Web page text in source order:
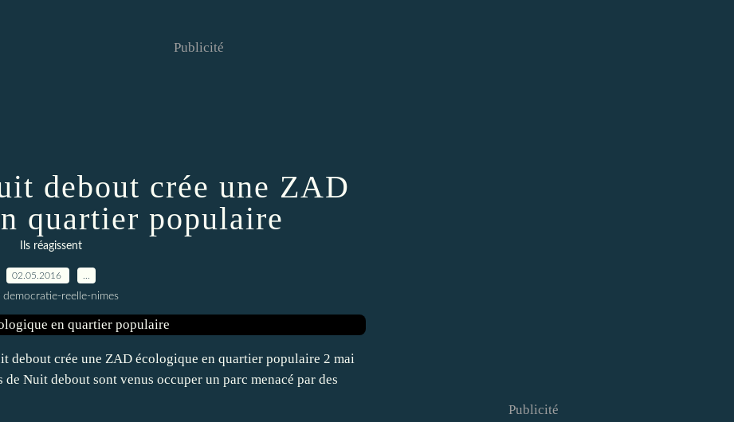
Publicité
debout crée une ZAD
quartier populaire
Ils réagissent
02.05.2016
democratie-reelle-nimes
debout crée une ZAD écologique en quartier populaire 2 mai
Nuit debout sont venus occuper un parc menacé par des
Publicité